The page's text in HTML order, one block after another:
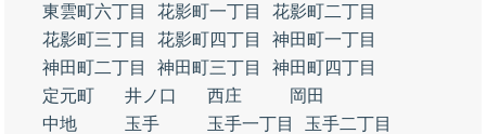
東雲町六丁目
花影町一丁目
花影町二丁目
花影町三丁目
花影町四丁目
神田町一丁目
神田町二丁目
神田町三丁目
神田町四丁目
定元町
井ノ口 西庄
岡田
中地
玉手 玉手一丁目
玉手二丁目